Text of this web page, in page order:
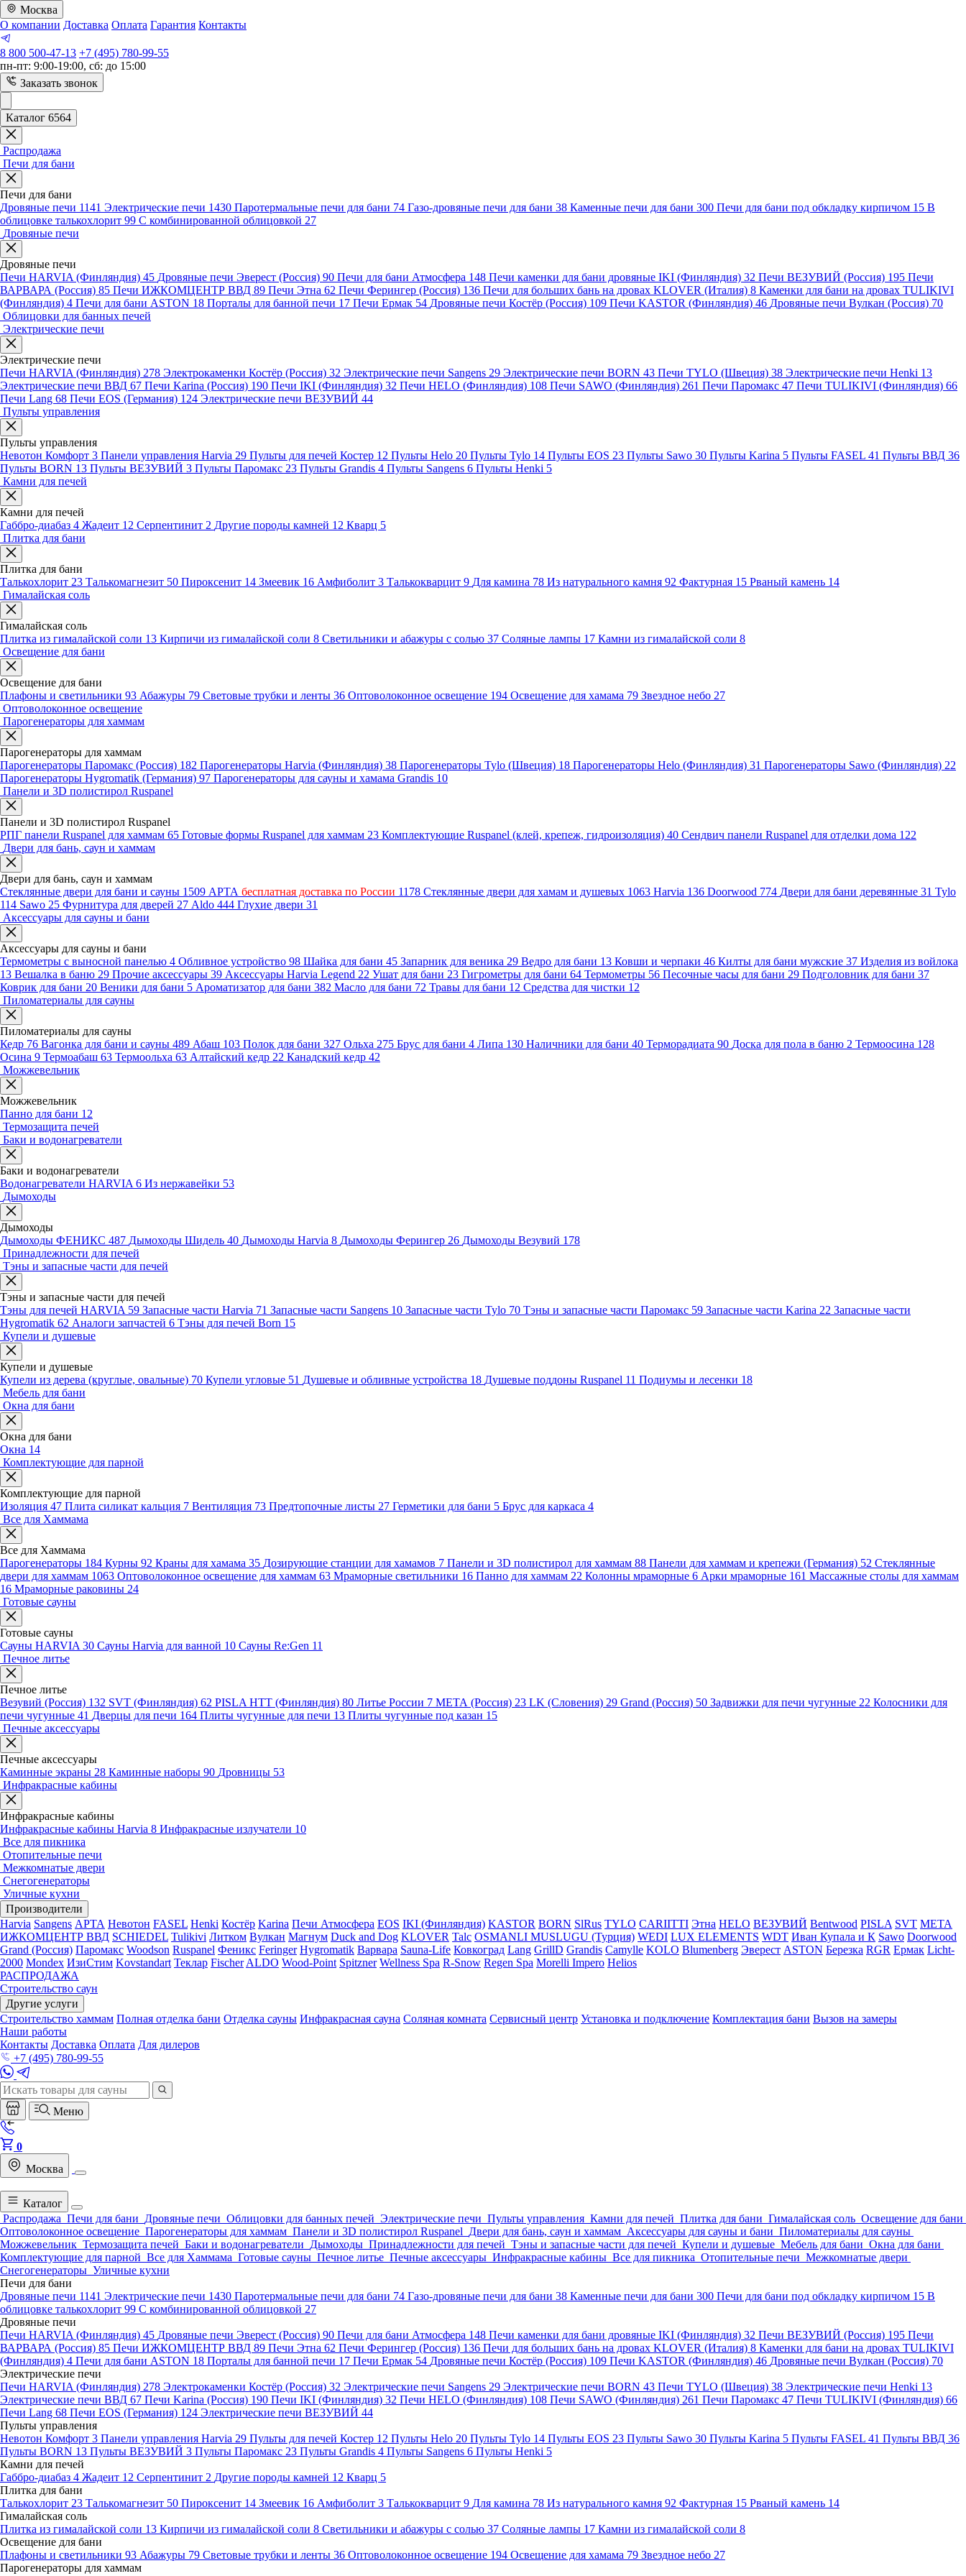
Москва
О компании Доставка Оплата Гарантия Контакты
8 800 500-47-13 +7 (495) 780-99-55
пн-пт: 9:00-19:00, сб: до 15:00
Заказать звонок
Каталог 6564
Распродажа
Печи для бани
Печи для бани
Дровяные печи 1141 Электрические печи 1430 Паротермальные печи для бани 74 Газо-дровяные печи для бани 38 Каменные печи для бани 300 Печи для бани под обкладку кирпичом 15 В
облицовке талькохлорит 99 С комбинированной облицовкой 27
Дровяные печи
Дровяные печи
Печи HARVIA (Финляндия) 45 Дровяные печи Эверест (Россия) 90 Печи для бани Атмосфера 148 Печи каменки для бани дровяные IKI (Финляндия) 32 Печи ВЕЗУВИЙ (Россия) 195 Печи
ВАРВАРА (Россия) 85 Печи ИЖКОМЦЕНТР ВВД 89 Печи Этна 62 Печи Ферингер (Россия) 136 Печи для больших бань на дровах KLOVER (Италия) 8 Каменки для бани на дровах TULIKIVI
(Финляндия) 4 Печи для бани ASTON 18 Порталы для банной печи 17 Печи Ермак 54 Дровяные печи Костёр (Россия) 109 Печи KASTOR (Финляндия) 46 Дровяные печи Вулкан (Россия) 70
Облицовки для банных печей
Электрические печи
Электрические печи
Печи HARVIA (Финляндия) 278 Электрокаменки Костёр (Россия) 32 Электрические печи Sangens 29 Электрические печи BORN 43 Печи TYLO (Швеция) 38 Электрические печи Henki 13
Электрические печи ВВД 67 Печи Karina (Россия) 190 Печи IKI (Финляндия) 32 Печи HELO (Финляндия) 108 Печи SAWO (Финляндия) 261 Печи Паромакс 47 Печи TULIKIVI (Финляндия) 66
Печи Lang 68 Печи EOS (Германия) 124 Электрические печи ВЕЗУВИЙ 44
Пульты управления
Пульты управления
Невотон Комфорт 3 Панели управления Harvia 29 Пульты для печей Костер 12 Пульты Helo 20 Пульты Tylo 14 Пульты EOS 23 Пульты Sawo 30 Пульты Karina 5 Пульты FASEL 41 Пульты ВВД 36
Пульты BORN 13 Пульты ВЕЗУВИЙ 3 Пульты Паромакс 23 Пульты Grandis 4 Пульты Sangens 6 Пульты Henki 5
Камни для печей
Камни для печей
Габбро-диабаз 4 Жадеит 12 Серпентинит 2 Другие породы камней 12 Кварц 5
Плитка для бани
Плитка для бани
Талькохлорит 23 Талькомагнезит 50 Пироксенит 14 Змеевик 16 Амфиболит 3 Талькокварцит 9 Для камина 78 Из натурального камня 92 Фактурная 15 Рваный камень 14
Гималайская соль
Гималайская соль
Плитка из гималайской соли 13 Кирпичи из гималайской соли 8 Светильники и абажуры с солью 37 Соляные лампы 17 Камни из гималайской соли 8
Освещение для бани
Освещение для бани
Плафоны и светильники 93 Абажуры 79 Световые трубки и ленты 36 Оптоволоконное освещение 194 Освещение для хамама 79 Звездное небо 27
Оптоволоконное освещение
Парогенераторы для хаммам
Парогенераторы для хаммам
Парогенераторы Паромакс (Россия) 182 Парогенераторы Harvia (Финляндия) 38 Парогенераторы Tylo (Швеция) 18 Парогенераторы Helo (Финляндия) 31 Парогенераторы Sawo (Финляндия) 22
Парогенераторы Hygromatik (Германия) 97 Парогенераторы для сауны и хамама Grandis 10
Панели и 3D полистирол Ruspanel
Панели и 3D полистирол Ruspanel
РПГ панели Ruspanel для хаммам 65 Готовые формы Ruspanel для хаммам 23 Комплектующие Ruspanel (клей, крепеж, гидроизоляция) 40 Сендвич панели Ruspanel для отделки дома 122
Двери для бань, саун и хаммам
Двери для бань, саун и хаммам
Стеклянные двери для бани и сауны 1509 АРТА бесплатная доставка по России 1178 Стеклянные двери для хамам и душевых 1063 Harvia 136 Doorwood 774 Двери для бани деревянные 31 Tylo
114 Sawo 25 Фурнитура для дверей 27 Aldo 444 Глухие двери 31
Аксессуары для сауны и бани
Аксессуары для сауны и бани
Термометры с выносной панелью 4 Обливное устройство 98 Шайка для бани 45 Запарник для веника 29 Ведро для бани 13 Ковши и черпаки 46 Килты для бани мужские 37 Изделия из войлока
13 Вешалка в баню 29 Прочие аксессуары 39 Аксессуары Harvia Legend 22 Ушат для бани 23 Гигрометры для бани 64 Термометры 56 Песочные часы для бани 29 Подголовник для бани 37
Коврик для бани 20 Веники для бани 5 Ароматизатор для бани 382 Масло для бани 72 Травы для бани 12 Средства для чистки 12
Пиломатериалы для сауны
Пиломатериалы для сауны
Кедр 76 Вагонка для бани и сауны 489 Абаш 103 Полок для бани 327 Ольха 275 Брус для бани 4 Липа 130 Наличники для бани 40 Терморадиата 90 Доска для пола в баню 2 Термоосина 128
Осина 9 Термоабаш 63 Термоольха 63 Алтайский кедр 22 Канадский кедр 42
Можжевельник
Можжевельник
Панно для бани 12
Термозащита печей
Баки и водонагреватели
Баки и водонагреватели
Водонагреватели HARVIA 6 Из нержавейки 53
Дымоходы
Дымоходы
Дымоходы ФЕНИКС 487 Дымоходы Шидель 40 Дымоходы Harvia 8 Дымоходы Ферингер 26 Дымоходы Везувий 178
Принадлежности для печей
Тэны и запасные части для печей
Тэны и запасные части для печей
Тэны для печей HARVIA 59 Запасные части Harvia 71 Запасные части Sangens 10 Запасные части Tylo 70 Тэны и запасные части Паромакс 59 Запасные части Karina 22 Запасные части
Hygromatik 62 Аналоги запчастей 6 Тэны для печей Born 15
Купели и душевые
Купели и душевые
Купели из дерева (круглые, овальные) 70 Купели угловые 51 Душевые и обливные устройства 18 Душевые поддоны Ruspanel 11 Подиумы и лесенки 18
Мебель для бани
Окна для бани
Окна для бани
Окна 14
Комплектующие для парной
Комплектующие для парной
Изоляция 47 Плита силикат кальция 7 Вентиляция 73 Предтопочные листы 27 Герметики для бани 5 Брус для каркаса 4
Все для Хаммама
Все для Хаммама
Парогенераторы 184 Курны 92 Краны для хамама 35 Дозирующие станции для хамамов 7 Панели и 3D полистирол для хаммам 88 Панели для хаммам и крепежи (Германия) 52 Стеклянные
двери для хаммам 1063 Оптоволоконное освещение для хаммам 63 Мраморные светильники 16 Панно для хаммам 22 Колонны мраморные 6 Арки мраморные 161 Массажные столы для хаммам
16 Мраморные раковины 24
Готовые сауны
Готовые сауны
Сауны HARVIA 30 Сауны Harvia для ванной 10 Сауны Re:Gen 11
Печное литье
Печное литье
Везувий (Россия) 132 SVT (Финляндия) 62 PISLA HTT (Финляндия) 80 Литье России 7 МЕТА (Россия) 23 LK (Словения) 29 Grand (Россия) 50 Задвижки для печи чугунные 22 Колосники для
печи чугунные 41 Дверцы для печи 164 Плиты чугунные для печи 13 Плиты чугунные под казан 15
Печные аксессуары
Печные аксессуары
Каминные экраны 28 Каминные наборы 90 Дровницы 53
Инфракрасные кабины
Инфракрасные кабины
Инфракрасные кабины Harvia 8 Инфракрасные излучатели 10
Все для пикника
Отопительные печи
Межкомнатые двери
Снегогенераторы
Уличные кухни
Производители
Harvia Sangens АРТА Невотон FASEL Henki Костёр Karina Печи Атмосфера EOS IKI (Финляндия) KASTOR BORN SlRus TYLO CARIITTI Этна HELO ВЕЗУВИЙ Bentwood PISLA SVT МЕТА
ИЖКОМЦЕНТР ВВД SCHIEDEL Tulikivi Литком Вулкан Магнум Duck and Dog KLOVER Talc OSMANLI MUSLUGU (Турция) WEDI LUX ELEMENTS WDT Иван Купала и К Sawo Doorwood
Grand (Россия) Паромакс Woodson Ruspanel Феникс Feringer Hygromatik Варвара Sauna-Life Ковкоград Lang GrillD Grandis Camylle KOLO Blumenberg Эверест ASTON Березка RGR Ермак Licht-
2000 Mondex ИзиСтим Kovstandart Теклар Fischer ALDO Wood-Point Spitzner Wellness Spa R-Snow Regen Spa Morelli Impero Helios
РАСПРОДАЖА
Строительство саун
Другие услуги
Строительство хаммам Полная отделка бани Отделка сауны Инфракрасная сауна Соляная комната Сервисный центр Установка и подключение Комплектация бани Вызов на замеры
Наши работы
Контакты Доставка Оплата Для дилеров
+7 (495) 780-99-55
Меню
0
Москва
Каталог
Распродажа Печи для бани Дровяные печи Облицовки для банных печей Электрические печи Пульты управления Камни для печей Плитка для бани Гималайская соль Освещение для бани
Оптоволоконное освещение Парогенераторы для хаммам Панели и 3D полистирол Ruspanel Двери для бань, саун и хаммам Аксессуары для сауны и бани Пиломатериалы для сауны
Можжевельник Термозащита печей Баки и водонагреватели Дымоходы Принадлежности для печей Тэны и запасные части для печей Купели и душевые Мебель для бани Окна для бани
Комплектующие для парной Все для Хаммама Готовые сауны Печное литье Печные аксессуары Инфракрасные кабины Все для пикника Отопительные печи Межкомнатые двери
Снегогенераторы Уличные кухни
Печи для бани
Дровяные печи 1141 Электрические печи 1430 Паротермальные печи для бани 74 Газо-дровяные печи для бани 38 Каменные печи для бани 300 Печи для бани под обкладку кирпичом 15 В
облицовке талькохлорит 99 С комбинированной облицовкой 27
Дровяные печи
Печи HARVIA (Финляндия) 45 Дровяные печи Эверест (Россия) 90 Печи для бани Атмосфера 148 Печи каменки для бани дровяные IKI (Финляндия) 32 Печи ВЕЗУВИЙ (Россия) 195 Печи
ВАРВАРА (Россия) 85 Печи ИЖКОМЦЕНТР ВВД 89 Печи Этна 62 Печи Ферингер (Россия) 136 Печи для больших бань на дровах KLOVER (Италия) 8 Каменки для бани на дровах TULIKIVI
(Финляндия) 4 Печи для бани ASTON 18 Порталы для банной печи 17 Печи Ермак 54 Дровяные печи Костёр (Россия) 109 Печи KASTOR (Финляндия) 46 Дровяные печи Вулкан (Россия) 70
Электрические печи
Печи HARVIA (Финляндия) 278 Электрокаменки Костёр (Россия) 32 Электрические печи Sangens 29 Электрические печи BORN 43 Печи TYLO (Швеция) 38 Электрические печи Henki 13
Электрические печи ВВД 67 Печи Karina (Россия) 190 Печи IKI (Финляндия) 32 Печи HELO (Финляндия) 108 Печи SAWO (Финляндия) 261 Печи Паромакс 47 Печи TULIKIVI (Финляндия) 66
Печи Lang 68 Печи EOS (Германия) 124 Электрические печи ВЕЗУВИЙ 44
Пульты управления
Невотон Комфорт 3 Панели управления Harvia 29 Пульты для печей Костер 12 Пульты Helo 20 Пульты Tylo 14 Пульты EOS 23 Пульты Sawo 30 Пульты Karina 5 Пульты FASEL 41 Пульты ВВД 36
Пульты BORN 13 Пульты ВЕЗУВИЙ 3 Пульты Паромакс 23 Пульты Grandis 4 Пульты Sangens 6 Пульты Henki 5
Камни для печей
Габбро-диабаз 4 Жадеит 12 Серпентинит 2 Другие породы камней 12 Кварц 5
Плитка для бани
Талькохлорит 23 Талькомагнезит 50 Пироксенит 14 Змеевик 16 Амфиболит 3 Талькокварцит 9 Для камина 78 Из натурального камня 92 Фактурная 15 Рваный камень 14
Гималайская соль
Плитка из гималайской соли 13 Кирпичи из гималайской соли 8 Светильники и абажуры с солью 37 Соляные лампы 17 Камни из гималайской соли 8
Освещение для бани
Плафоны и светильники 93 Абажуры 79 Световые трубки и ленты 36 Оптоволоконное освещение 194 Освещение для хамама 79 Звездное небо 27
Парогенераторы для хаммам